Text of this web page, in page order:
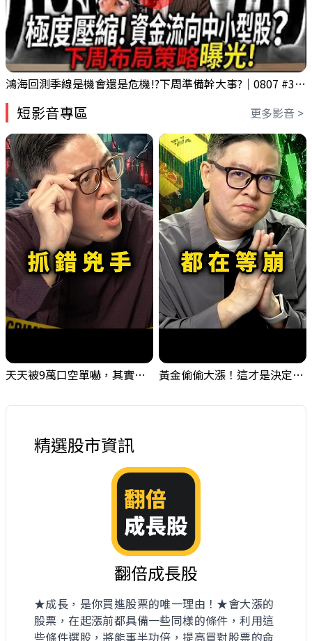
鴻海回測季線是機會還是危機!?下周準備幹大事?｜0807 #3661 #2317 #2317鴻海
短影音專區 更多影音 >
天天被9萬口空單嚇，其實你盯錯地方了｜Mr.Jimmy高志銘 #台股 #外資期貨 #融資 黃金偷偷大漲！這才是決定台股生死的「真風向球」！｜Mr.Jimmy高志銘 #黃金 #美元指數 #聯準會
精選股市資訊
翻倍成長股
★成長，是你買進股票的唯一理由！★會大漲的
股票，在起漲前都具備一些同樣的條件，利用這
些條件選股，將能事半功倍，提高買對股票的命